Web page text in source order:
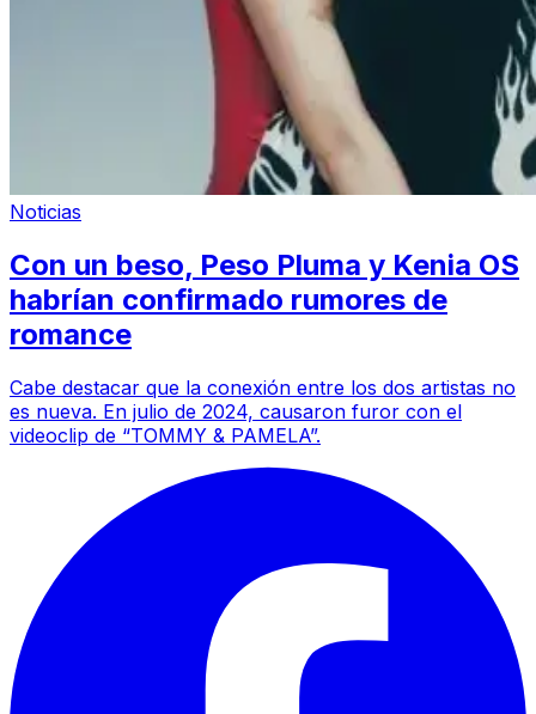
Noticias
Con un beso, Peso Pluma y Kenia OS
habrían confirmado rumores de
romance
Cabe destacar que la conexión entre los dos artistas no
es nueva. En julio de 2024, causaron furor con el
videoclip de “TOMMY & PAMELA”.